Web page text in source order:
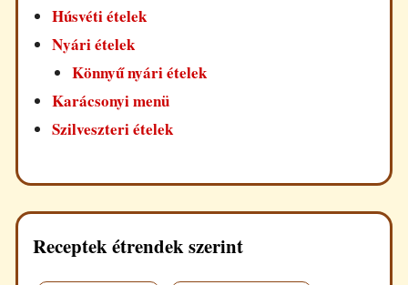
Húsvéti ételek
Nyári ételek
Könnyű nyári ételek
Karácsonyi menü
Szilveszteri ételek
Receptek étrendek szerint